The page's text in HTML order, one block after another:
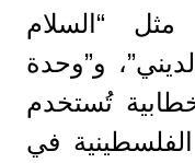
“السلام
و”وحدة
تُستخدم
في